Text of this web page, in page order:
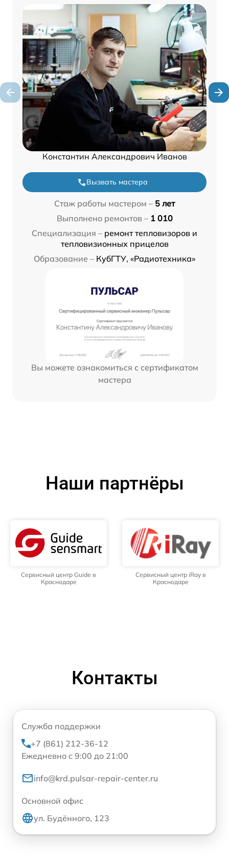
Константин Александрович Иванов
Вызвать мастера
Стаж работы мастером – 5 лет
Выполнено ремонтов – 1 010
Специализация – ремонт тепловизоров и
тепловизионных прицелов
Образование – КубГТУ, «Радиотехника»
Вы можете ознакомиться с сертификатом
мастера
Наши партнёры
Сервисный центр Guide в
Краснодаре
Сервисный центр iRay в
Краснодаре
Контакты
Служба поддержки
+7 (861) 212-36-12
Ежедневно с 9:00 до 21:00
info@krd.pulsar-repair-center.ru
Основной офис
ул. Будённого, 123